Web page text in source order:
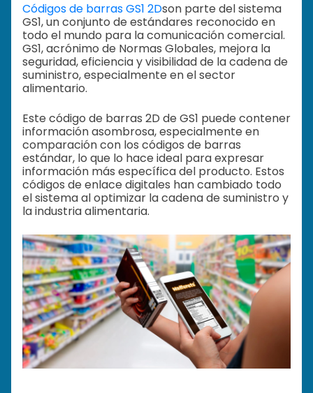
Códigos de barras GS1 2Dson parte del sistema
GS1, un conjunto de estándares reconocido en
todo el mundo para la comunicación comercial.
GS1, acrónimo de Normas Globales, mejora la
seguridad, eficiencia y visibilidad de la cadena de
suministro, especialmente en el sector
alimentario.
Este código de barras 2D de GS1 puede contener
información asombrosa, especialmente en
comparación con los códigos de barras
estándar, lo que lo hace ideal para expresar
información más específica del producto. Estos
códigos de enlace digitales han cambiado todo
el sistema al optimizar la cadena de suministro y
la industria alimentaria.